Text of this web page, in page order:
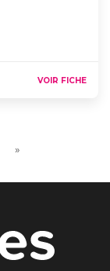
VOIR FICHE
Dernière
»